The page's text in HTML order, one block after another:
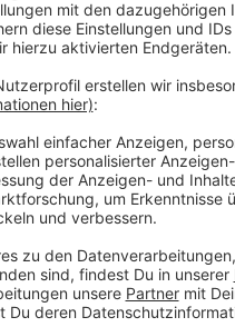
Anzeige
Vorstellen
seine Späße
müssen am
bekommen
die Uhr zur
Telefonate in